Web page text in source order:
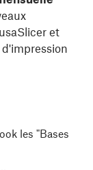
et
les "Bases